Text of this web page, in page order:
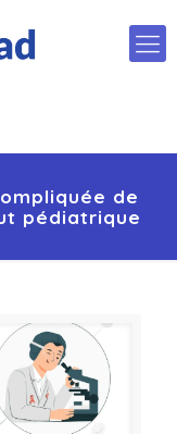
de
pédiatrique